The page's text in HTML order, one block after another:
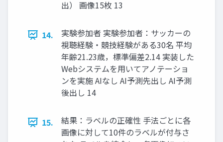
出） 画像15枚 13
14.
実験参加者 実験参加者：サッカーの
視聴経験・競技経験がある30名 平均
年齢21.23歳，標準偏差2.14 実装した
Webシステムを用いてアノテーショ
ンを実施 AIなし AI予測先出し AI予測
後出し 14
15.
結果：ラベルの正確性 手法ごとに各
画像に対して10件のラベルが付与さ